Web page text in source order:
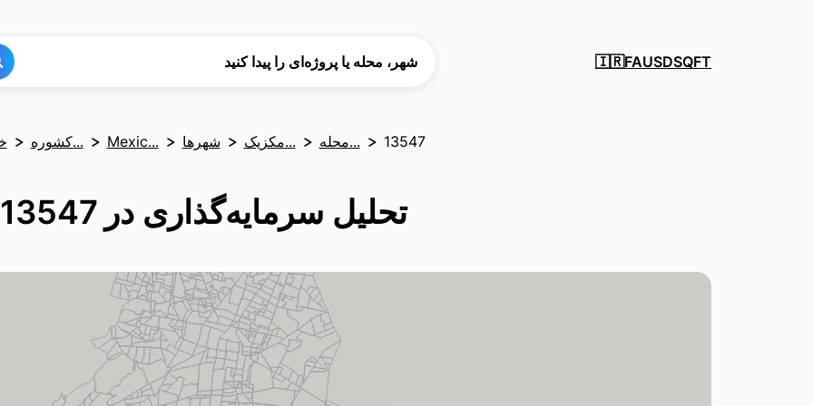
شهر، محله یا پروژه‌ای را پیدا کنید
🇮🇷FAUSDSQFT
کشوره... Mexic... شهرها مکزیک... محله‌... 13547
تحلیل سرمایه‌گذاری در 13547